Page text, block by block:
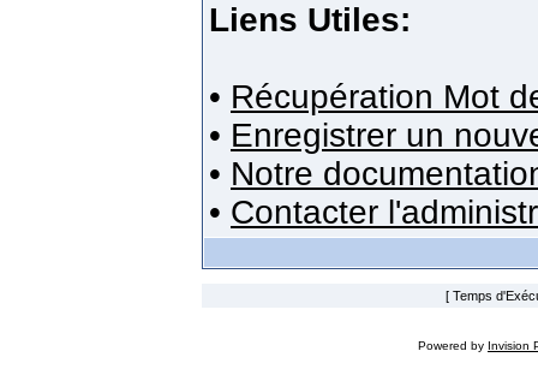
Liens Utiles:
• Récupération Mot
• Enregistrer un
• Notre
• Contacter
[ Temps
Powered by Invision